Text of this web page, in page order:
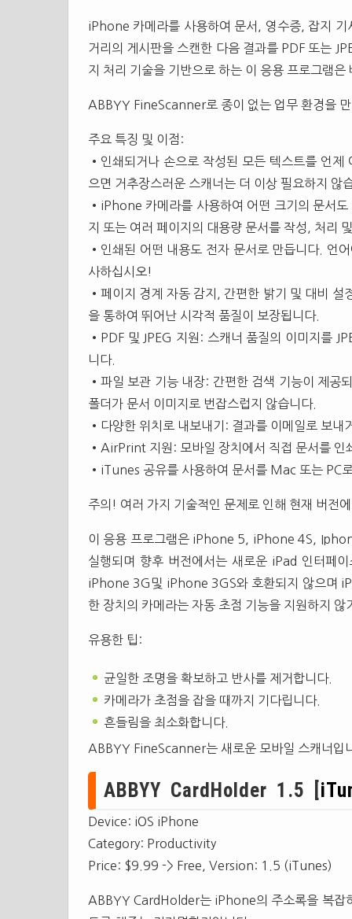
iPhone 카메라를 사용하여 문서, 영수증, 잡지
거리의 게시판을 스캔한 다음 결과를 PDF 또는
지 처리 기술을 기반으로 하는 이 응용 프로그램
ABBYY FineScanner로 종이 없는 업무 환경을
주요 특징 및 이점:
•인쇄되거나 손으로 작성된 모든 텍스트를 언
으면 거추장스러운 스캐너는 더 이상 필요하지 않
•iPhone 카메라를 사용하여 어떤 크기의 문서
지 또는 여러 페이지의 대용량 문서를 작성, 처리
•인쇄된 어떤 내용도 전자 문서로 만듭니다. 언
사하십시오!
•페이지 경계 자동 감지, 간편한 밝기 및 대비 설
을 통하여 뛰어난 시각적 품질이 보장됩니다.
•PDF 및 JPEG 지원: 스캐너 품질의 이미지를
니다.
•파일 보관 기능 내장: 간편한 검색 기능이 제공
폴더가 문서 이미지로 번잡스럽지 않습니다.
•다양한 위치로 내보내기: 결과를 이메일로 보
•AirPrint 지원: 모바일 장치에서 직접 문서를 인
•iTunes 공유를 사용하여 문서를 Mac 또는 PC
주의! 여러 가지 기술적인 문제로 인해 현재 버전
이 응용 프로그램은 iPhone 5, iPhone 4S,
실행되며 향후 버전에서는 새로운 iPad 인터페
iPhone 3G및 iPhone 3GS와 호환되지 않으며
한 장치의 카메라는 자동 초점 기능을 지원하지 않
유용한 팁:
균일한 조명을 확보하고 반사를 제거합니다.
카메라가 초점을 잡을 때까지 기다립니다.
흔들림을 최소화합니다.
ABBYY FineScanner는 새로운 모바일 스캐너입
ABBYY CardHolder 1.5 [
Device: iOS iPhone
Category: Productivity
Price: $9.99 -> Free, Version: 1.5 (iTunes)
ABBYY CardHolder는 iPhone의 주소록을 복잡